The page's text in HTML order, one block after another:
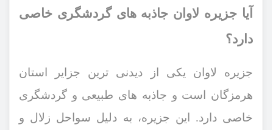
آیا جزیره لاوان جاذبه های گردشگری خاصی
دارد؟
جزیره لاوان یکی از دیدنی ‌ترین جزایر استان
هرمزگان است و جاذبه‌ های طبیعی و گردشگری
خاصی دارد. این جزیره، به دلیل سواحل زلال و